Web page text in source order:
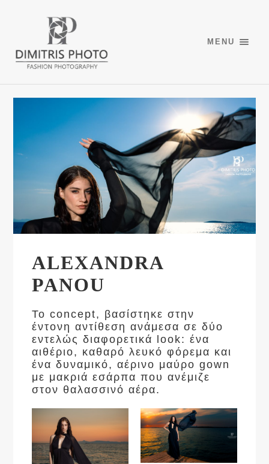
MENU
ALEXANDRA
PANOU
Το concept, βασίστηκε στην
έντονη αντίθεση ανάμεσα σε δύο
εντελώς διαφορετικά look: ένα
αιθέριο, καθαρό λευκό φόρεμα και
ένα δυναμικό, αέρινο μαύρο gown
με μακριά εσάρπα που ανέμιζε
στον θαλασσινό αέρα.